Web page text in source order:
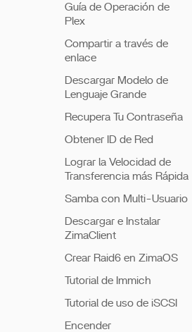
Guía de Operación de
Plex
Compartir a través de
enlace
Descargar Modelo de
Lenguaje Grande
Recupera Tu Contraseña
Obtener ID de Red
Lograr la Velocidad de
Transferencia más Rápida
Samba con Multi-Usuario
Descargar e Instalar
ZimaClient
Crear Raid6 en ZimaOS
Tutorial de Immich
Tutorial de uso de iSCSI
Encender